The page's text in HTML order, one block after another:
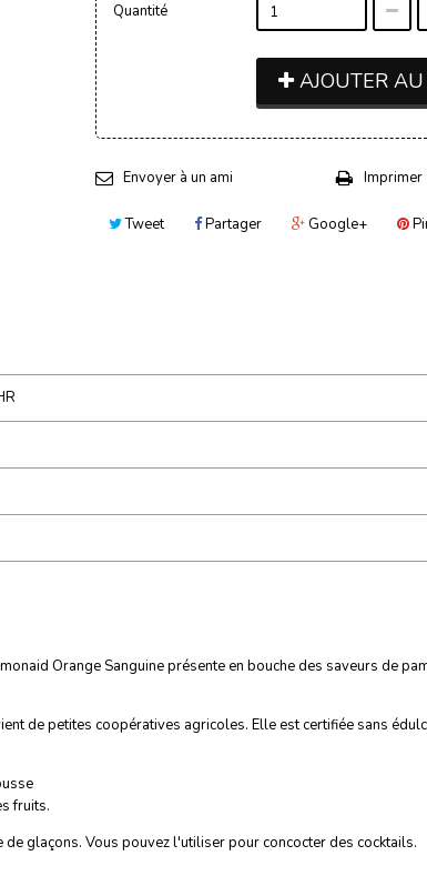
Quantité
AJOUTER
Envoyer à un ami Imprimer
Tweet Partager Google+
Orange Sanguine présente en bouche des saveurs de
de petites coopératives agricoles. Elle est certifiée sans
fruits.
glaçons. Vous pouvez l'utiliser pour concocter des cocktails.